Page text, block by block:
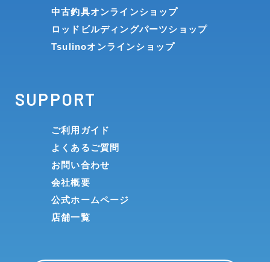
中古釣具オンラインショップ
ロッドビルディングパーツショップ
Tsulinoオンラインショップ
SUPPORT
ご利用ガイド
よくあるご質問
お問い合わせ
会社概要
公式ホームページ
店舗一覧